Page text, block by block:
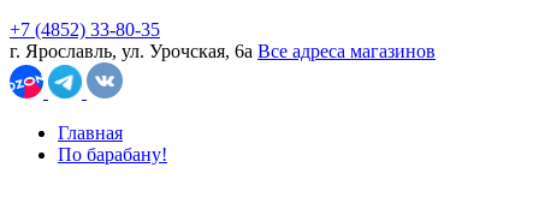
+7 (4852) 33-80-35
г. Ярославль, ул. Урочская, 6а Все адреса магазинов
Главная
По барабану!